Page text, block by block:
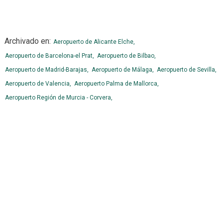
Archivado en: Aeropuerto de Alicante Elche,
Aeropuerto de Barcelona-el Prat, Aeropuerto de Bilbao,
Aeropuerto de Madrid-Barajas, Aeropuerto de Málaga, Aeropuerto de Sevilla,
Aeropuerto de Valencia, Aeropuerto Palma de Mallorca,
Aeropuerto Región de Murcia - Corvera,